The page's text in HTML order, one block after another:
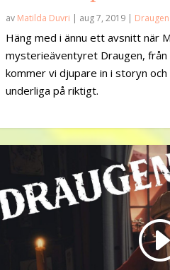
av Matilda Duvri | aug 7, 2019 | Draugen
Häng med i ännu ett avsnitt när
mysterieäventyret Draugen,
kommer vi djupare in i storyn
underliga på riktigt.